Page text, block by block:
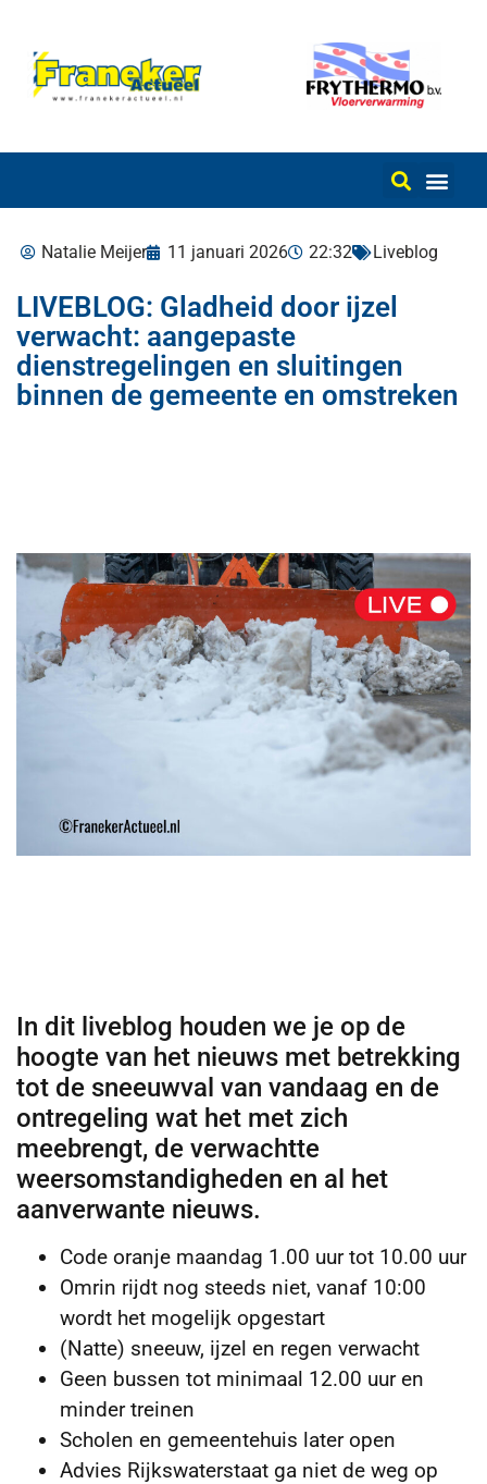
Natalie Meijer 11 januari 2026 22:32 Liveblog
LIVEBLOG: Gladheid door ijzel
verwacht: aangepaste
dienstregelingen en sluitingen
binnen de gemeente en omstreken
In dit liveblog houden we je op de
hoogte van het nieuws met betrekking
tot de sneeuwval van vandaag en de
ontregeling wat het met zich
meebrengt, de verwachtte
weersomstandigheden en al het
aanverwante nieuws.
Code oranje maandag 1.00 uur tot 10.00 uur
Omrin rijdt nog steeds niet, vanaf 10:00
wordt het mogelijk opgestart
(Natte) sneeuw, ijzel en regen verwacht
Geen bussen tot minimaal 12.00 uur en
minder treinen
Scholen en gemeentehuis later open
Advies Rijkswaterstaat ga niet de weg op